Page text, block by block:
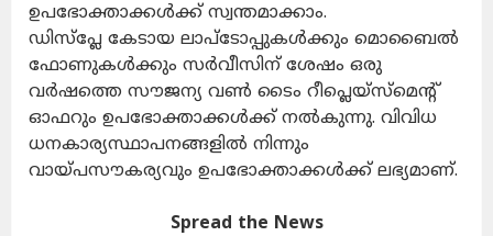
ഉപഭോക്താക്കള്‍ക്ക് സ്വന്തമാക്കാം.
ഡിസ്പ്ലേ കേടായ ലാപ്ടോപ്പുകള്‍ക്കും മൊബൈല്‍
ഫോണുകള്‍ക്കും സര്‍വീസിന് ശേഷം ഒരു
വര്‍ഷത്തെ സൗജന്യ വണ്‍ ടൈം റീപ്ലെയ്സ്മെന്റ്
ഓഫറും ഉപഭോക്താക്കള്‍ക്ക് നല്‍കുന്നു. വിവിധ
ധനകാര്യസ്ഥാപനങ്ങളില്‍ നിന്നും
വായ്പസൗകര്യവും ഉപഭോക്താക്കള്‍ക്ക് ലഭ്യമാണ്.
Spread the News